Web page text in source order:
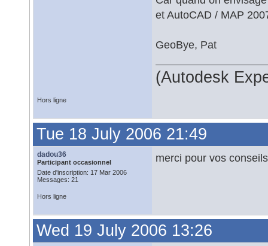
et AutoCAD / MAP
GeoBye, Pat
(Autodesk
Hors ligne
Tue 18 July 2006 21:49
dadou36
Participant occasionnel
Date d'inscription: 17 Mar 2006
Messages: 21
merci pour vos
Hors ligne
Wed 19 July 2006 13:26